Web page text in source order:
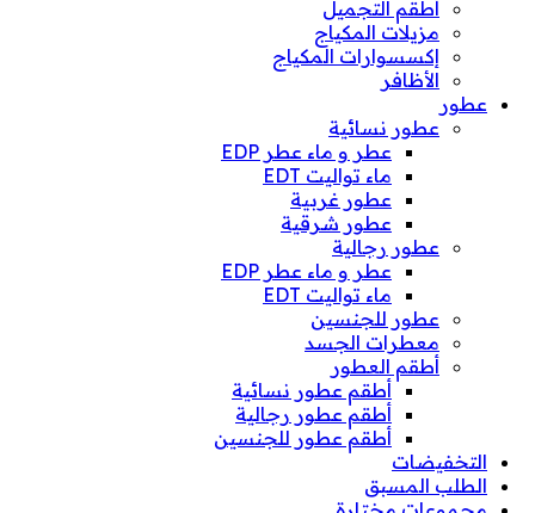
أطقم التجميل
مزيلات المكياج
إكسسوارات المكياج
الأظافر
عطور
عطور نسائية
عطر و ماء عطر EDP
ماء تواليت EDT
عطور غربية
عطور شرقية
عطور رجالية
عطر و ماء عطر EDP
ماء تواليت EDT
عطور للجنسين
معطرات الجسد
أطقم العطور
أطقم عطور نسائية
أطقم عطور رجالية
أطقم عطور للجنسين
التخفيضات
الطلب المسبق